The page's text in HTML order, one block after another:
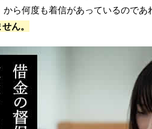
から何度も着信があっているのであ
ん。